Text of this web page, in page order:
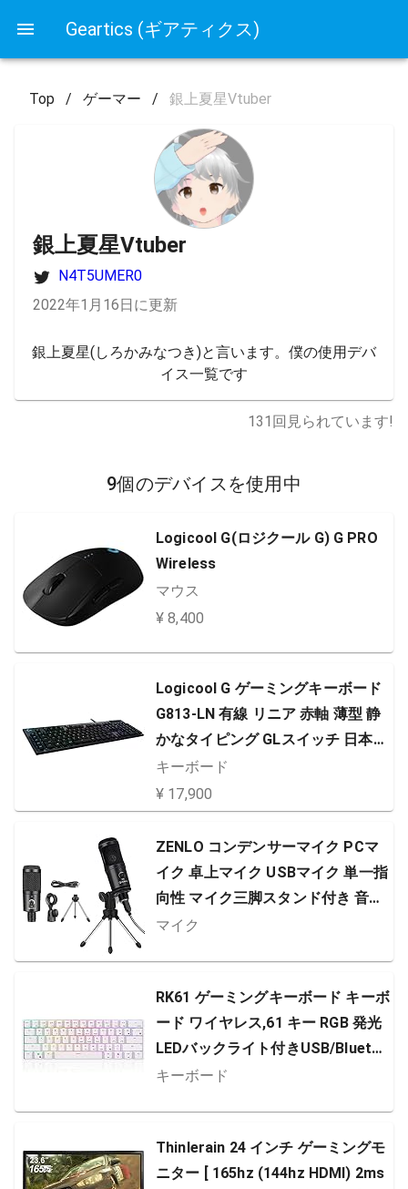
Geartics (ギアティクス)
Top / ゲーマー / 銀上夏星Vtuber
銀上夏星Vtuber
N4T5UMER0
2022年1月16日に更新
銀上夏星(しろかみなつき)と言います。僕の使用デバ
イス一覧です
131 回見られています!
9個のデバイスを使用中
Logicool G(ロジクール G) G PRO
Wireless
マウス
¥ 8,400
Logicool G ゲーミングキーボード
G813-LN 有線 リニア 赤軸 薄型 静
かなタイピング GLスイッチ 日本語
配列 LIGHTSYNC RGB USB パスス
ルー ゲーミング キーボード メカニ
カルキーボード G813 PC window
mac Chrome ブラック 国内正規品
【 ファイナルファンタジー XIV 推
奨…
キーボード
¥ 17,900
ZENLO コンデンサーマイク PCマ
イク 卓上マイク USBマイク 単一指
向性 マイク三脚スタンド付き 音量
調節可能
マイク
RK61 ゲーミングキーボード キーボ
ード ワイヤレス,61 キー RGB 発光
LEDバックライト付きUSB/Blueto
oth 両対応 多機能 メカニカルキー
キーボード
Thinlerain 24 インチ ゲーミングモ
ニター [ 165hz (144hz HDMI) 2ms